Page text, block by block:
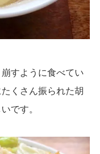
すように食べてい
くさん振られた胡
です。